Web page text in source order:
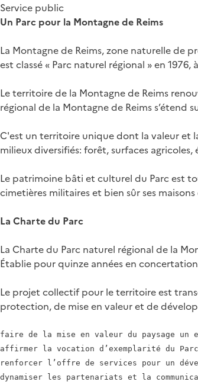
Service public
Un Parc pour la Montagne de Reims
La Montagne de Reims, zone naturelle de
est classé « Parc naturel régional » en
Le territoire de la Montagne de Reims
régional de la Montagne de Reims
C'est un territoire unique dont la valeur et
milieux diversifiés: forêt, surfaces
Le patrimoine bâti et culturel du Parc est
cimetières militaires et bien sûr ses
La Charte du Parc
La Charte du Parc naturel régional de la
Établie pour quinze années en
Le projet collectif pour le territoire est
protection, de mise en valeur et de
faire de la mise en valeur du paysage un
affirmer la vocation d’exemplarité du
renforcer l’offre de services pour un